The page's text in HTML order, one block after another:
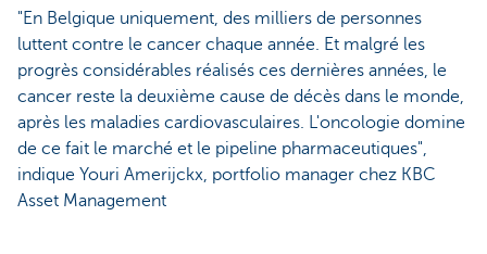
"En Belgique uniquement, des milliers de personnes
luttent contre le cancer chaque année. Et malgré les
progrès considérables réalisés ces dernières années, le
cancer reste la deuxième cause de décès dans le monde,
après les maladies cardiovasculaires. L'oncologie domine
de ce fait le marché et le pipeline pharmaceutiques",
indique Youri Amerijckx, portfolio manager chez KBC
Asset Management